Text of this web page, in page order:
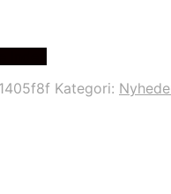
kr..
Kategori: